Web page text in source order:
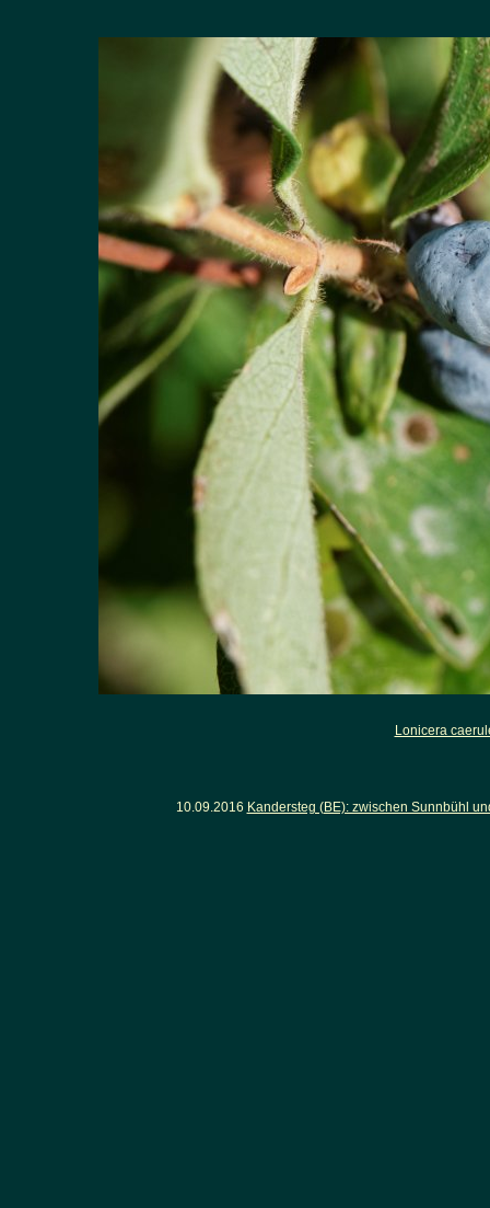
Lonicera
10.09.2016 Kandersteg (BE): zwischen Sunnbühl